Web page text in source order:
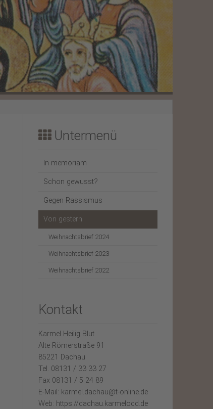
Weihnachtsbrief 2023
Weihnachtsbrief 2022
Untermenü
In memoriam
Schon gewusst?
Gegen Rassismus
Von gestern
Weihnachtsbrief 2024
Weihnachtsbrief 2023
Weihnachtsbrief 2022
Kontakt
Karmel Heilig Blut
Alte Römerstraße 91
85221 Dachau
Tel. 08131 / 33 33 27
Fax 08131 / 5 24 89
E-Mail: karmel.dachau@t-online.de
Web: https://dachau.karmelocd.de